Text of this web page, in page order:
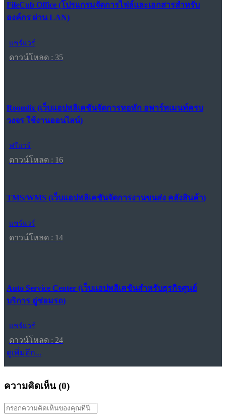
FileCub Office (โปรแกรมจัดการไฟล์และเอกสารสำหรับ
องค์กร ผ่าน LAN)
แชร์แวร์
ดาวน์โหลด : 35
Roomlix (เว็บแอปพลิเคชันจัดการหอพัก อพาร์ทเมนท์ครบ
วงจร ใช้งานออนไลน์)
ฟรีแวร์
ดาวน์โหลด : 16
TMS/WMS (เว็บแอปพลิเคชันจัดการงานขนส่ง คลังสินค้า)
แชร์แวร์
ดาวน์โหลด : 14
Auto Service Center (เว็บแอปพลิเคชันสำหรับธุรกิจศูนย์
บริการ อู่ซ่อมรถ)
แชร์แวร์
ดาวน์โหลด : 24
ดูเพิ่มอีก...
ความคิดเห็น (0)